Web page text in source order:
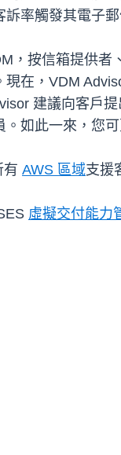
率觸發其電子
，按信箱提供者
現在，VDM
建議向客戶
如此一來，您
有 AWS 區域支援
虛擬交付能力